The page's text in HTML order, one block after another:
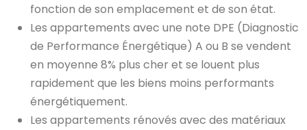
fonction de son emplacement et de son état.
Les appartements avec une note DPE (Diagnostic
de Performance Énergétique) A ou B se vendent
en moyenne 8% plus cher et se louent plus
rapidement que les biens moins performants
énergétiquement.
Les appartements rénovés avec des matériaux